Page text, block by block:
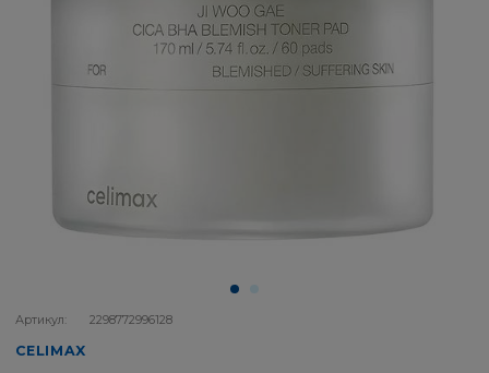
Артикул: 2298772996128
CELIMAX